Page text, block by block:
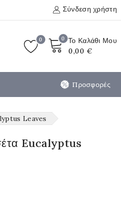
Σύνδεση χρήστη
0 Το Καλάθι Μου
0,00 €
0
Προσφορές
Leaves
Eucalyptus